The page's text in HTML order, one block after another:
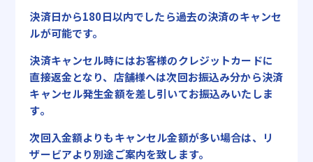
決済日から180日以内でしたら過去の決済のキャンセ
ルが可能です。
決済キャンセル時にはお客様のクレジットカードに
直接返金となり、店舗様へは次回お振込み分から決済
キャンセル発生金額を差し引いてお振込みいたしま
す。
次回入金額よりもキャンセル金額が多い場合は、リ
ザービアより別途ご案内を致します。